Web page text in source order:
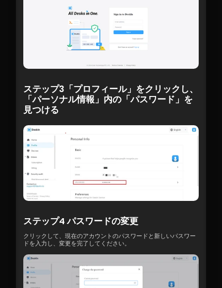
ステップ3「プロフィール」をクリックし、
「パーソナル情報」内の「パスワード」を
見つける
ステップ4 パスワードの変更
クリックして、現在のアカウントのパスワードと新しいパスワー
ドを入力し、変更を完了してください。